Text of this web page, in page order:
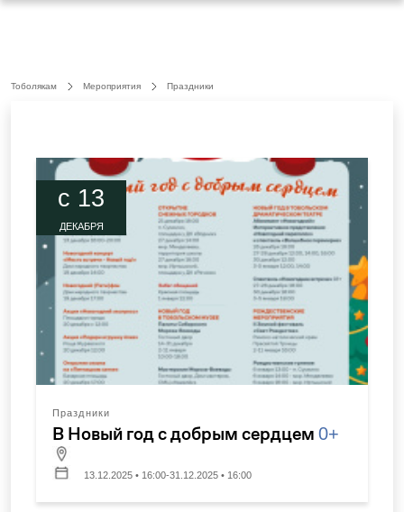
Тоболякам Мероприятия Праздники
c 13
ДЕКАБРЯ
Праздники
В Новый год с добрым сердцем 0+
13.12.2025 • 16:00-31.12.2025 • 16:00